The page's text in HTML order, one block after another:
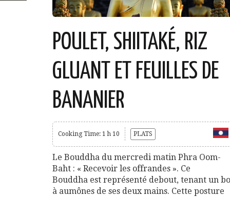
POULET, SHIITAKÉ, RIZ
GLUANT ET FEUILLES DE
BANANIER
Cooking Time: 1 h 10 PLATS
Le Bouddha du mercredi matin Phra Oom-
Baht : « Recevoir les offrandes ». Ce
Bouddha est représenté debout, tenant un
à aumônes de ses deux mains. Cette posture